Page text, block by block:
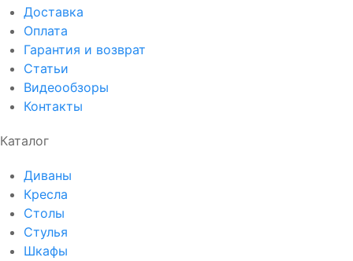
Доставка
Оплата
Гарантия и возврат
Статьи
Видеообзоры
Контакты
Каталог
Диваны
Кресла
Столы
Стулья
Шкафы